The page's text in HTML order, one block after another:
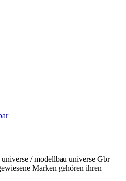
/ modellbau universe Gbr
Marken gehören ihren